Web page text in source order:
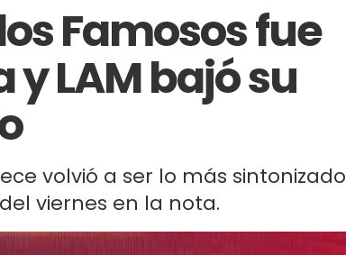
Famosos fue
LAM bajó su
volvió a ser lo más sintonizado
viernes en la nota.